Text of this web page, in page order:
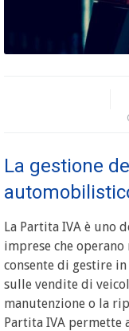
La gestione
La Partita IVA è uno
imprese che
consente di gestire
sulle vendite di
manutenzione o la
Partita IVA permette